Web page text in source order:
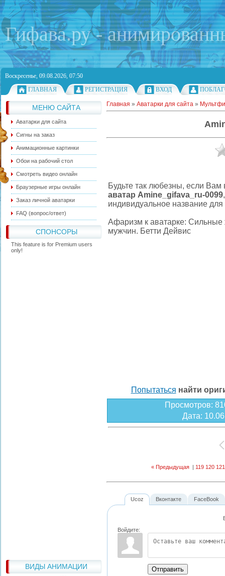
Гифава.ру -
Воскресенье, 09.08.2026, 07:50
ГЛАВНАЯ
РЕГИСТРАЦИЯ ВХОД
МЕНЮ САЙТА
Аватарки для сайта
Сигны на заказ
Анимационные картинки
Обои на рабочий стол
Смотреть видео онлайн
Браузерные игры онлайн
Заказ личной аватарки
FAQ (вопрос/ответ)
СПОНСОРЫ
This feature is for Premium users
only!
ВИДЫ АНИМАЦИИ
Главная » Аватарки для сайта »
Будьте так любезны, если Вам
аватар Amine_gifava_ru-0099
индивидуальное название
Афаризм к аватарке:
мужчин. Бетти Дейвис
Попытаться найти
Просмотров:
Дата:
« Предыдущая| 119 120 121
Ucoz
Войдите:
Отправить
Вконтакте FaceBook